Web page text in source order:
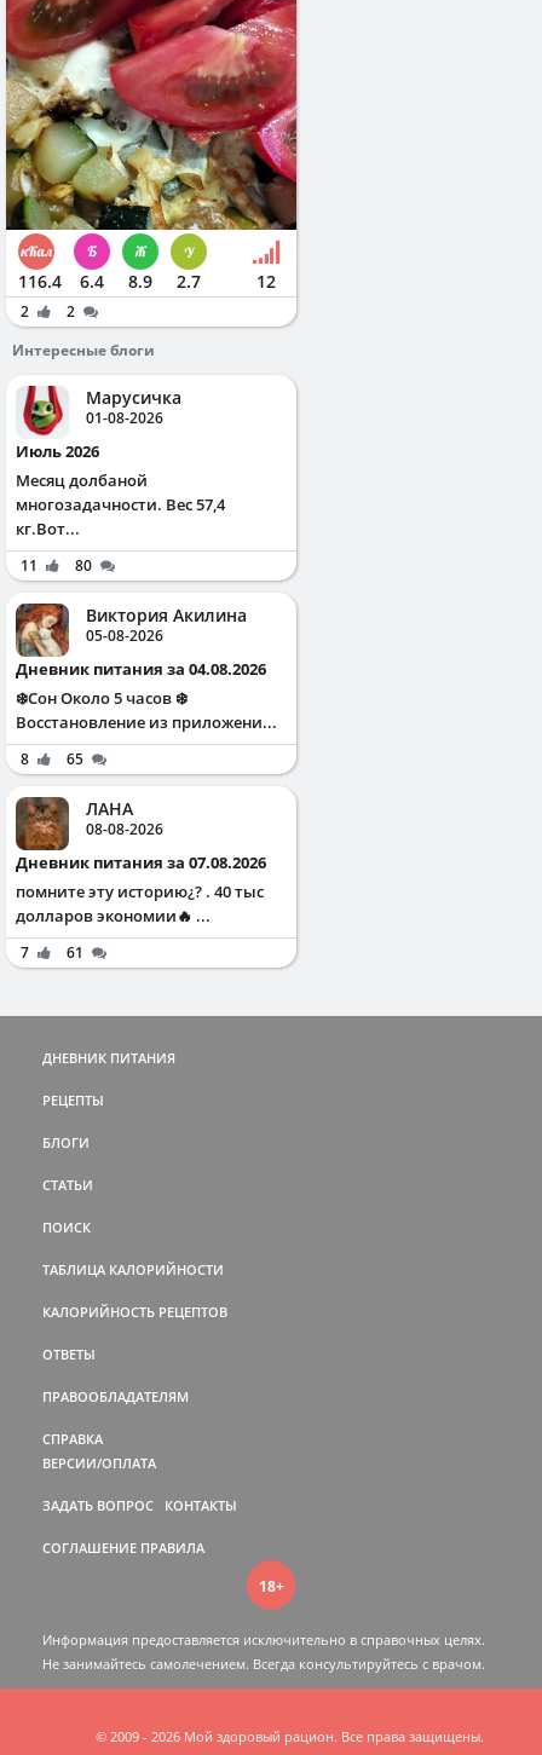
116.4 6.4 8.9 2.7 12
2
2
Интересные блоги
Марусичка
01-08-2026
Июль 2026
Месяц долбаной
многозадачности. Вес 57,4
кг.Вот...
11 80
Виктория Акилина
05-08-2026
Дневник питания за 04.08.2026
❄️Сон Около 5 часов ❄️
Восстановление из приложени...
8 65
ЛАНА
08-08-2026
Дневник питания за 07.08.2026
помните эту историю¿? . 40 тыс
долларов экономии🔥 ...
7 61
ДНЕВНИК ПИТАНИЯ
РЕЦЕПТЫ
БЛОГИ
СТАТЬИ
ПОИСК
ТАБЛИЦА КАЛОРИЙНОСТИ
КАЛОРИЙНОСТЬ РЕЦЕПТОВ
ОТВЕТЫ
ПРАВООБЛАДАТЕЛЯМ
СПРАВКА
ВЕРСИИ/ОПЛАТА
ЗАДАТЬ ВОПРОС КОНТАКТЫ
СОГЛАШЕНИЕ ПРАВИЛА
18+
Информация предоставляется исключительно в справочных целях.
Не занимайтесь самолечением. Всегда консультируйтесь c врачом.
© 2009 - 2026 Мой здоровый рацион. Все права защищены.